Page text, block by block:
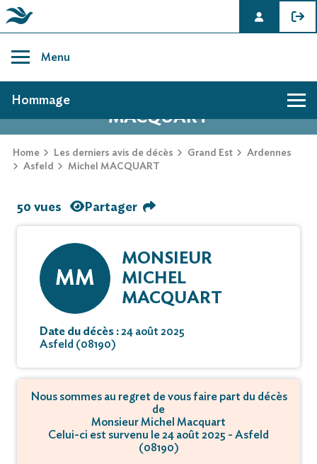
content
Menu
AVIS DE DÉCÈS DE MICHEL
MACQUART
Home Les derniers avis de décès Grand Est
Ardennes
Asfeld
Michel MACQUART
Hommage
50 vues Partager
MM
MONSIEUR
MICHEL
MACQUART
Date du décès :24 août 2025
Asfeld (08190)
Nous sommes au regret de vous faire part du décès
de
Monsieur Michel Macquart
Celui-ci est survenu le 24 août 2025 - Asfeld
(08190)